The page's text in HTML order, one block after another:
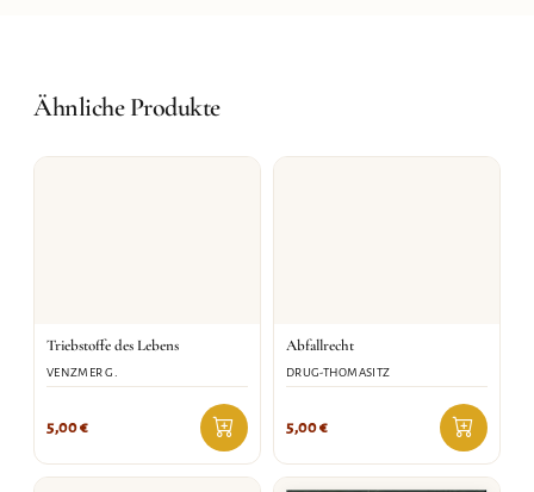
Ähnliche Produkte
Triebstoffe des Lebens
VENZMER G.
5,00€
Abfallrecht
DRUG-THOMASITZ
5,00€